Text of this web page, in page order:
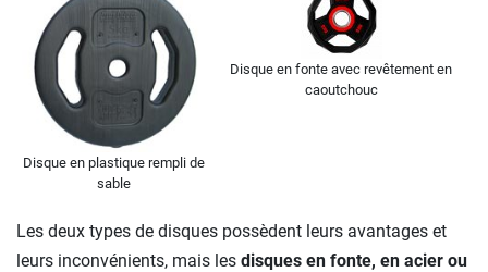
Disque en plastique rempli de
sable
Disque en fonte avec revêtement en
caoutchouc
Les deux types de disques possèdent leurs avantages et
leurs inconvénients, mais les disques en fonte, en acier ou